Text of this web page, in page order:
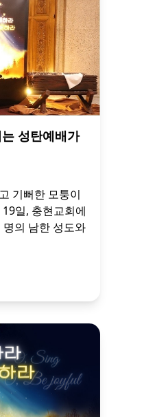
성탄예배가
기뻐한 모퉁이
일, 충현교회에
의 남한 성도와